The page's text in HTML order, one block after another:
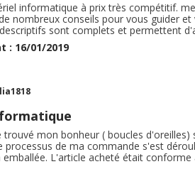
informatique à prix très compétitif.
nombreux conseils pour vous guider
sont complets et permettent
aux attendus. Les services sont
bonne qualité, là aussi conforme à ce
: 16/01/2019
trouvé mon bonheur ( boucles
processus de ma commande s'est
L'article acheté était